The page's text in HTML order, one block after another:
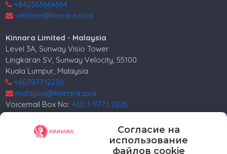
Согласие на
использование
файлов cookie
+842363664664
vietnam@kinnara.asia
Kinnara Limited - Malaysia
Level 3A, Sunway Visio Tower
Lingkaran SV, Sunway Velocity, 55100
Kuala Lumpur, Malaysia
+60397712230
malaysia@kinnara.asia
Voicemail Box No:+60 3 9771 2205
Kinnara Limited - Russia
4, 4th Lesnoy per.